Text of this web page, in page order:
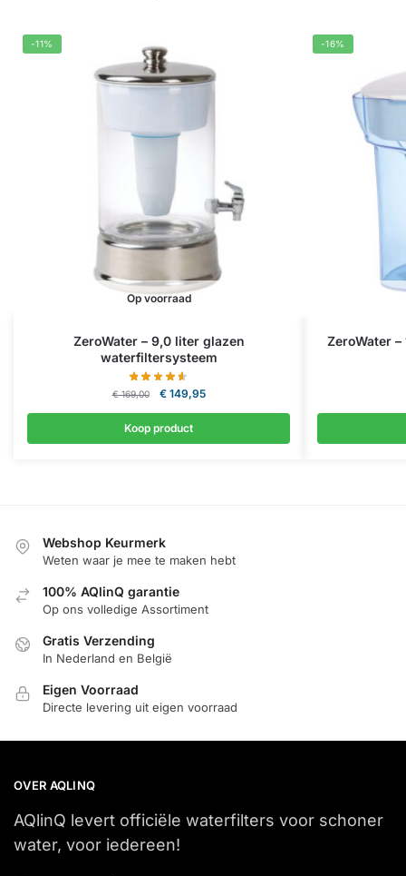
-11%
Op voorraad
ZeroWater – 9,0 liter glazen
waterfiltersysteem
€169,00 €149,95
Koop product
-16%
ZeroWater
Webshop Keurmerk
Weten waar je mee te maken hebt
100% AQlinQ garantie
Op ons volledige Assortiment
Gratis Verzending
In Nederland en België
Eigen Voorraad
Directe levering uit eigen voorraad
OVER AQLINQ
AQlinQ levert officiële waterfilters voor schoner
water, voor iedereen!